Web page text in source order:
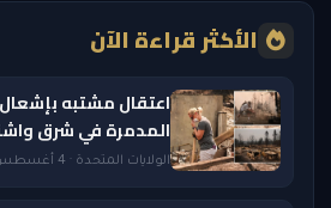
الأكثر قراءة الآن
اعتقال مشتبه
المدمرة في شرق
الولايات المتحدة · 4 أغسطس 2026 — 2:20 AM